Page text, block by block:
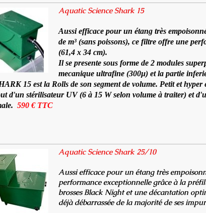
Aquatic Science Shark 15
Aussi efficace pour un étang très
de m³ (sans poissons), ce filtre offre une
(61,4 x 34 cm).
Il se presente sous forme de 2 modules
mecanique ultrafine (300µ) et la partie
15 est la Rolls de son segment de volume. Petit et hyper
d'un stérilisateur UV (6 à 15 W selon volume à traiter) et
590 € TTC
Aquatic Science Shark 25/10
Aussi efficace pour un étang très
performance exceptionnelle grâce à la
brosses Black Night et une décantation
déjà débarrassée de la majorité de ses